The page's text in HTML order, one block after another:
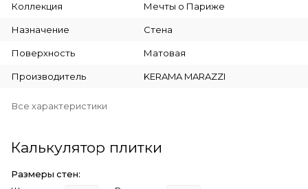
Коллекция Мечты о Париже
Назначение Стена
Поверхность Матовая
Производитель KERAMA MARAZZI
Все характеристики
Калькулятор плитки
Размеры стен: